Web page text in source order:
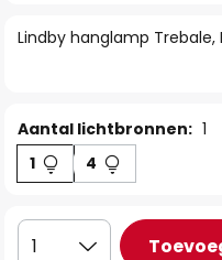
de
Lindby hanglamp
Aantal lichtbronnen: 1
1
4
1